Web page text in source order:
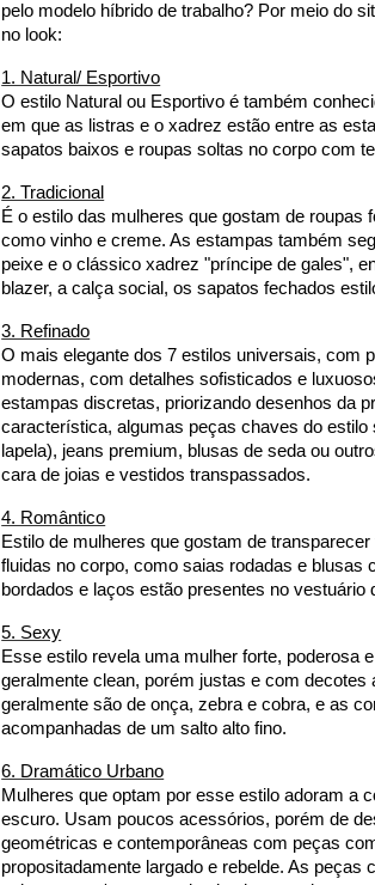
pelo modelo híbrido de trabalho? Por meio do
no look:
1. Natural/ Esportivo
O estilo Natural ou Esportivo é também
em que as listras e o xadrez estão entre as
sapatos baixos e roupas soltas no corpo com
2. Tradicional
É o estilo das mulheres que gostam de
como vinho e creme. As estampas também
peixe e o clássico xadrez "príncipe de gales",
blazer, a calça social, os sapatos fechados
3. Refinado
O mais elegante dos 7 estilos universais, com
modernas, com detalhes sofisticados e
estampas discretas, priorizando desenhos da
característica, algumas peças chaves do
lapela), jeans premium, blusas de seda ou
cara de joias e vestidos transpassados.
4. Romântico
Estilo de mulheres que gostam de
fluidas no corpo, como saias rodadas e blusas
bordados e laços estão presentes no vestuário
5. Sexy
Esse estilo revela uma mulher forte, poderosa
geralmente clean, porém justas e com
geralmente são de onça, zebra e cobra, e as
acompanhadas de um salto alto fino.
6. Dramático Urbano
Mulheres que optam por esse estilo adoram a
escuro. Usam poucos acessórios, porém de
geométricas e contemporâneas com peças
propositadamente largado e rebelde. As